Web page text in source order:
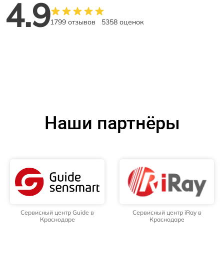
4.91799 отзывов 5358 оценок
Наши партнёры
Сервисный центр Guide в
Краснодаре
Сервисный центр iRay в
Краснодаре